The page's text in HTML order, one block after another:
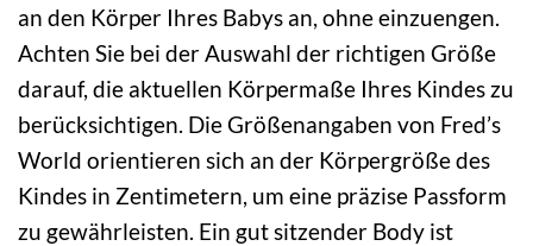
an den Körper Ihres Babys an, ohne einzuengen.
Achten Sie bei der Auswahl der richtigen Größe
darauf, die aktuellen Körpermaße Ihres Kindes zu
berücksichtigen. Die Größenangaben von Fred’s
World orientieren sich an der Körpergröße des
Kindes in Zentimetern, um eine präzise Passform
zu gewährleisten. Ein gut sitzender Body ist